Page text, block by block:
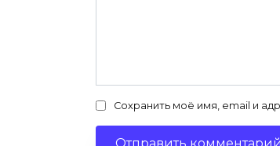
Сохранить моё имя, email и